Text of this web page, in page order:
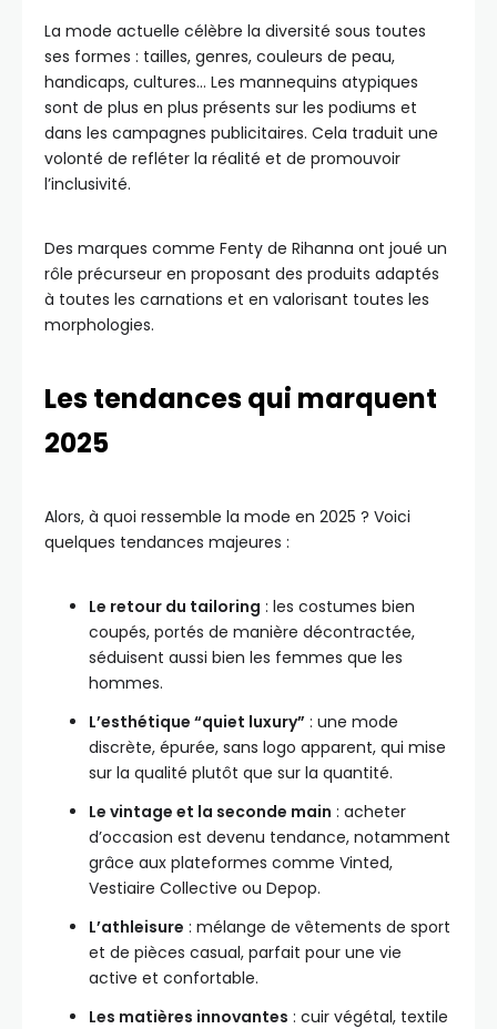
La mode actuelle célèbre la diversité sous toutes
ses formes : tailles, genres, couleurs de peau,
handicaps, cultures… Les mannequins atypiques
sont de plus en plus présents sur les podiums et
dans les campagnes publicitaires. Cela traduit une
volonté de refléter la réalité et de promouvoir
l’inclusivité.
Des marques comme Fenty de Rihanna ont joué un
rôle précurseur en proposant des produits adaptés
à toutes les carnations et en valorisant toutes les
morphologies.
Les tendances qui marquent
2025
Alors, à quoi ressemble la mode en 2025 ? Voici
quelques tendances majeures :
Le retour du tailoring : les costumes bien
coupés, portés de manière décontractée,
séduisent aussi bien les femmes que les
hommes.
L’esthétique “quiet luxury” : une mode
discrète, épurée, sans logo apparent, qui mise
sur la qualité plutôt que sur la quantité.
Le vintage et la seconde main : acheter
d’occasion est devenu tendance, notamment
grâce aux plateformes comme Vinted,
Vestiaire Collective ou Depop.
L’athleisure : mélange de vêtements de sport
et de pièces casual, parfait pour une vie
active et confortable.
Les matières innovantes : cuir végétal, textile